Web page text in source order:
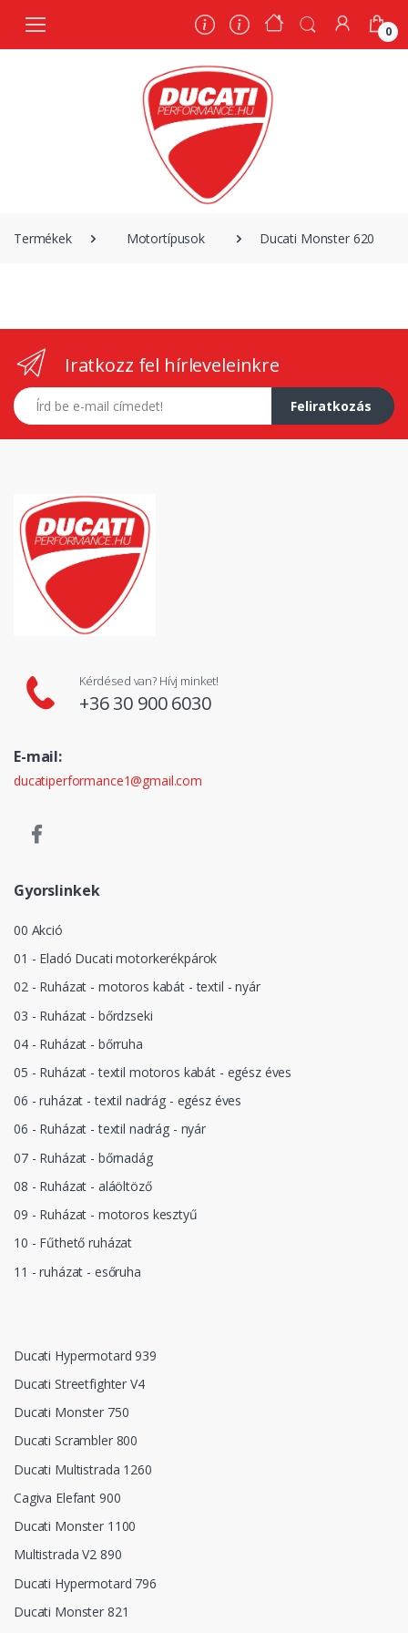
0
Termékek Motortípusok Ducati Monster 620
Iratkozz fel hírleveleinkre
E-mail címed
Feliratkozás
Kérdésed van? Hívj minket!
+36 30 900 6030
E-mail:
ducatiperformance1@gmail.com
Gyorslinkek
00 Akció
01 - Eladó Ducati motorkerékpárok
02 - Ruházat - motoros kabát - textil - nyár
03 - Ruházat - bőrdzseki
04 - Ruházat - bőrruha
05 - Ruházat - textil motoros kabát - egész éves
06 - ruházat - textil nadrág - egész éves
06 - Ruházat - textil nadrág - nyár
07 - Ruházat - bőrnadág
08 - Ruházat - aláöltöző
09 - Ruházat - motoros kesztyű
10 - Fűthető ruházat
11 - ruházat - esőruha
Ducati Hypermotard 939
Ducati Streetfighter V4
Ducati Monster 750
Ducati Scrambler 800
Ducati Multistrada 1260
Cagiva Elefant 900
Ducati Monster 1100
Multistrada V2 890
Ducati Hypermotard 796
Ducati Monster 821
0